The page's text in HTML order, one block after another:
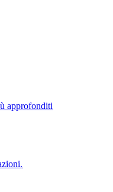
approfonditi​​